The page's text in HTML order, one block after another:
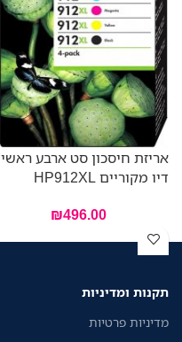
אריזת חיסכון סט ארבע ראשי
דיו מקוריים HP912XL
₪496.00
תקנות ומדיניות
מדיניות פרטיות